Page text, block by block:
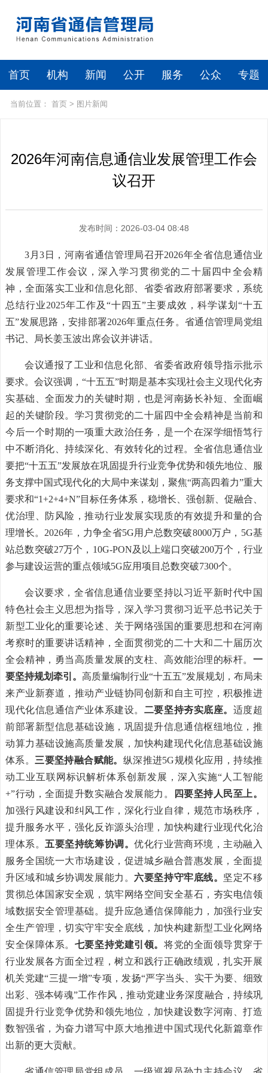
首页 机构 新闻 公开 服务 公众 专题
当前位置： 首页> 图片新闻
2026年河南信息通信业发展管理工作会
议召开
发布时间：2026-03-04 08:48
3月3日，河南省通信管理局召开2026年全省信息通信业
发展管理工作会议，深入学习贯彻党的二十届四中全会精
神，全面落实工业和信息化部、省委省政府部署要求，系统
总结行业2025年工作及“十四五”主要成效，科学谋划“十五
五”发展思路，安排部署2026年重点任务。省通信管理局党组
书记、局长姜玉波出席会议并讲话。
会议通报了工业和信息化部、省委省政府领导指示批示
要求。会议强调，“十五五”时期是基本实现社会主义现代化夯
实基础、全面发力的关键时期，也是河南扬长补短、全面崛
起的关键阶段。学习贯彻党的二十届四中全会精神是当前和
今后一个时期的一项重大政治任务，是一个在深学细悟笃行
中不断消化、持续深化、有效转化的过程。全省信息通信业
要把“十五五”发展放在巩固提升行业竞争优势和领先地位、服
务支撑中国式现代化的大局中来谋划，聚焦“两高四着力”重大
要求和“1+2+4+N”目标任务体系，稳增长、强创新、促融合、
优治理、防风险，推动行业发展实现质的有效提升和量的合
理增长。2026年，力争全省5G用户总数突破8000万户，5G基
站总数突破27万个，10G-PON及以上端口突破200万个，行业
参与建设运营的重点领域5G应用项目总数突破7300个。
会议要求，全省信息通信业要坚持以习近平新时代中国
特色社会主义思想为指导，深入学习贯彻习近平总书记关于
新型工业化的重要论述、关于网络强国的重要思想和在河南
考察时的重要讲话精神，全面贯彻党的二十大和二十届历次
全会精神，勇当高质量发展的支柱、高效能治理的标杆。 一
要坚持规划牵引。 高质量编制行业“十五五”发展规划，布局未
来产业新赛道，推动产业链协同创新和自主可控，积极推进
现代化信息通信产业体系建设。 二要坚持夯实底座。 适度超
前部署新型信息基础设施，巩固提升信息通信枢纽地位，推
动算力基础设施高质量发展，加快构建现代化信息基础设施
体系。 三要坚持融合赋能。 纵深推进5G规模化应用，持续推
动工业互联网标识解析体系创新发展，深入实施“人工智能
+”行动，全面提升数实融合发展能力。
四要坚持人民至上。
加强行风建设和纠风工作，深化行业自律，规范市场秩序，
提升服务水平，强化反诈源头治理，加快构建行业现代化治
理体系。 五要坚持统筹协调。优化行业营商环境，主动融入
服务全国统一大市场建设，促进城乡融合普惠发展，全面提
升区域和城乡协调发展能力。六要坚持守牢底线。 坚定不移
贯彻总体国家安全观，筑牢网络空间安全基石，夯实电信领
域数据安全管理基础。提升应急通信保障能力，加强行业安
全生产管理，切实守牢安全底线，加快构建新型工业化网络
安全保障体系。 七要坚持党建引领。 将党的全面领导贯穿于
行业发展各方面全过程，树立和践行正确政绩观，扎实开展
机关党建“三提一增”专项，发扬“严字当头、实干为要、细致
出彩、强本铸魂”工作作风，推动党建业务深度融合，持续巩
固提升行业竞争优势和领先地位，加快建设数字河南、打造
数智强省，为奋力谱写中原大地推进中国式现代化新篇章作
出新的更大贡献。